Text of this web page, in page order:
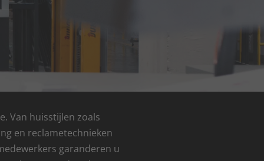
Van huisstijlen zoals
en reclametechnieken
garanderen u